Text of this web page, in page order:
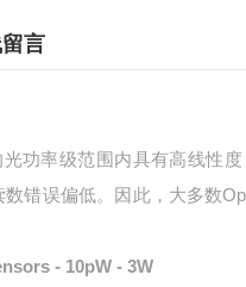
言
功率级范围内具有高线性度
数错误偏低。 因此， 大多数
- 10pW - 3W